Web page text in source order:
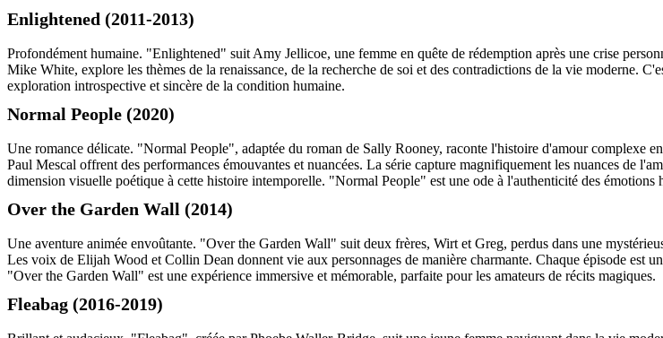
Enlightened (2011-2013)
Profondément humaine. "Enlightened" suit Amy Jellicoe, une femme en quête de rédemption après une crise
Mike White, explore les thèmes de la renaissance, de la recherche de soi et des contradictions de la vie moderne.
exploration introspective et sincère de la condition humaine.
Normal People (2020)
Une romance délicate. "Normal People", adaptée du roman de Sally Rooney, raconte l'histoire d'amour complexe
Paul Mescal offrent des performances émouvantes et nuancées. La série capture magnifiquement les nuances de
dimension visuelle poétique à cette histoire intemporelle. "Normal People" est une ode à l'authenticité des émotions
Over the Garden Wall (2014)
Une aventure animée envoûtante. "Over the Garden Wall" suit deux frères, Wirt et Greg, perdus dans une
Les voix de Elijah Wood et Collin Dean donnent vie aux personnages de manière charmante. Chaque épisode est
"Over the Garden Wall" est une expérience immersive et mémorable, parfaite pour les amateurs de récits magiques.
Fleabag (2016-2019)